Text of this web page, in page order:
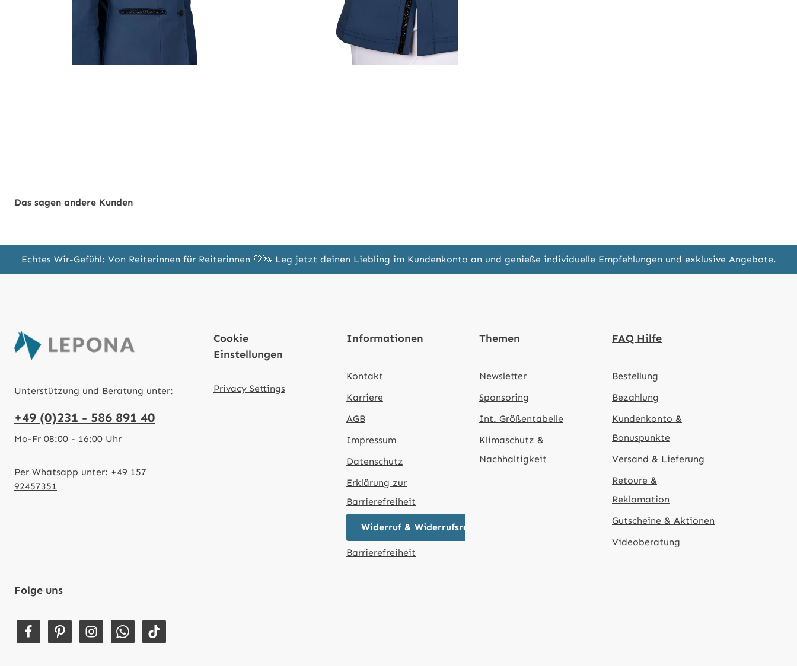
Das sagen andere Kunden
Echtes Wir-Gefühl: Von Reiterinnen für Reiterinnen 🤍🦄 Leg jetzt deinen Liebling im Kundenkonto an und genieße individuelle Empfehlungen und exklusive Angebote.
Unterstützung und Beratung unter:
+49 (0)231 - 586 891 40
Mo-Fr 08:00 - 16:00 Uhr
Per Whatsapp unter: +49 157
92457351
Cookie
Einstellungen
Privacy Settings
Informationen
Kontakt
Karriere
AGB
Impressum
Datenschutz
Erklärung zur
Barrierefreiheit
Widerruf & Widerrufsrecht
Barrierefreiheit
Themen
Newsletter
Sponsoring
Int. Größentabelle
Klimaschutz &
Nachhaltigkeit
FAQ Hilfe
Bestellung
Bezahlung
Kundenkonto &
Bonuspunkte
Versand & Lieferung
Retoure &
Reklamation
Gutscheine & Aktionen
Videoberatung
Folge uns